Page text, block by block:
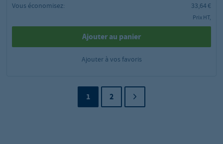
Vous économisez: 33,64 €
Prix HT,
Ajouter au panier
Ajouter à vos favoris
1 2